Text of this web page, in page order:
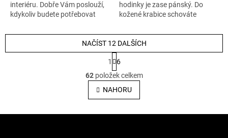
interiéru. Dobře Vám poslouží,
kdykoliv budete potřebovat
nebo své hosty. Rozměry jsou
hodinky je zase pánský. Do
kožené krabice schováte
x 23 x 9,5 cm.
O
v
l
á
NAČÍST 12 DALŠÍCH
t
r
á
n
k
v
1
6
62položek celkem
NAHORU